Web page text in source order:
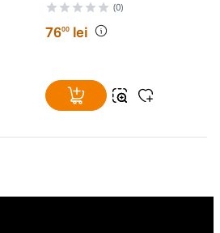
(0)
7600 lei